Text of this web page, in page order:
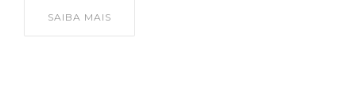
SAIBA MAIS